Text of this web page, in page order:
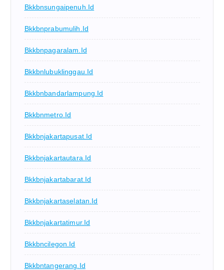
Bkkbnsungaipenuh.id
Bkkbnprabumulih.id
Bkkbnpagaralam.id
Bkkbnlubuklinggau.id
Bkkbnbandarlampung.id
Bkkbnmetro.id
Bkkbnjakartapusat.id
Bkkbnjakartautara.id
Bkkbnjakartabarat.id
Bkkbnjakartaselatan.id
Bkkbnjakartatimur.id
Bkkbncilegon.id
Bkkbntangerang.id